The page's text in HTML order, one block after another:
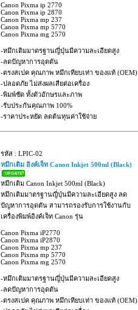
Canon Pixma ip 2770
Canon Pixma ip 2870
Canon Pixma mp 237
Canon Pixma mp 5770
Canon Pixma mg 2570
-หมึกเติมมาตรฐานญี่ปุ่นมีความละเอียดสูง
-ลดปัญหาการอุดตัน
-ตรงสเปค คุณภาพ หมึกเทียบเท่า ของแท้ (OEM)
-ปลอดภัย ไม่ส่งผลเสียต่อเครื่อง
-พิมพ์ชัด ทั้งตัวอักษรและภาพ
-รับประกันคุณภาพ 100%
-ราคาประหยัด ลดต้นทุนค่าใช้จ่าย
รหัส : LPIC-02
หมึกเติม อิงค์เจ็ท Canon Inkjet 500ml (Black)
หมึกเติม Canon Inkjet 500ml (Black)
หมึกเติมมาตรฐานญี่ปุ่นมีความละเอียดสูง ลด
ปัญหาการอุดตัน สามารถรองรับการใช้งานกับ
เครื่องพิมพ์อิงค์เจ็ท Canon รุ่น
Canon Pixma iP2770
Canon Pixma iP2870
Canon Pixma mp 237
Canon Pixma mp 5770
Canon Pixma mg 2570
-หมึกเติมมาตรฐานญี่ปุ่นมีความละเอียดสูง
-ลดปัญหาการอุดตัน
-ตรงสเปค คุณภาพ หมึกเทียบเท่า ของแท้ (OEM)